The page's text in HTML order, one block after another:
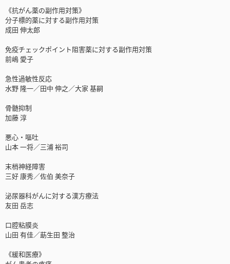
《抗がん薬の副作用対策》
分子標的薬に対する副作用対策
成田 伸太郎
免疫チェックポイント阻害薬に対する副作用対策
前嶋 愛子
急性過敏性反応
水野 隆一／田中 伸之／大家 基嗣
骨髄抑制
加藤 淳
悪心・嘔吐
山本 一将／三浦 裕司
末梢神経障害
三好 康秀／佐伯 美奈子
泌尿器科がんに対する漢方療法
友田 岳志
口腔粘膜炎
山田 有佳／莇生田 整治
《緩和医療》